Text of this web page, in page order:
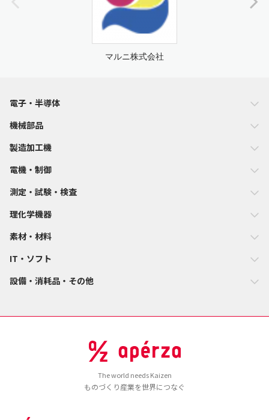
マルニ株式会社
電子・半導体
機械部品
製造加工機
電機・制御
測定・試験・検査
理化学機器
素材・材料
IT・ソフト
設備・消耗品・その他
The world needs Kaizen
ものづくり産業を世界につなぐ